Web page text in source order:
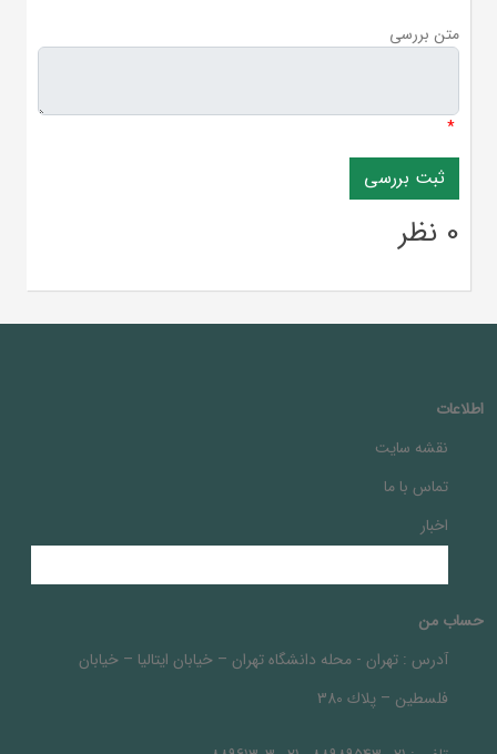
متن بررسی
*
0 نظر
اطلاعات
نقشه سایت
تماس با ما
اخبار
حساب من
آدرس : تهران - محله دانشگاه تهران – خيابان ايتاليا – خيابان
فلسطين – پلاك 380